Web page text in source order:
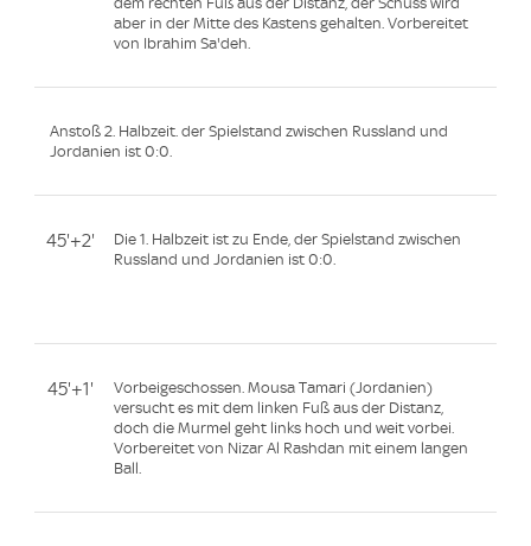
aber in der Mitte des Kastens gehalten. Vorbereitet
von Ibrahim Sa'deh.
Anstoß 2. Halbzeit. der Spielstand zwischen Russland und
Jordanien ist 0:0.
45'+2'
Die 1. Halbzeit ist zu Ende, der Spielstand zwischen
Russland und Jordanien ist 0:0.
45'+1'
Vorbeigeschossen. Mousa Tamari (Jordanien)
versucht es mit dem linken Fuß aus der Distanz,
doch die Murmel geht links hoch und weit vorbei.
Vorbereitet von Nizar Al Rashdan mit einem langen
Ball.